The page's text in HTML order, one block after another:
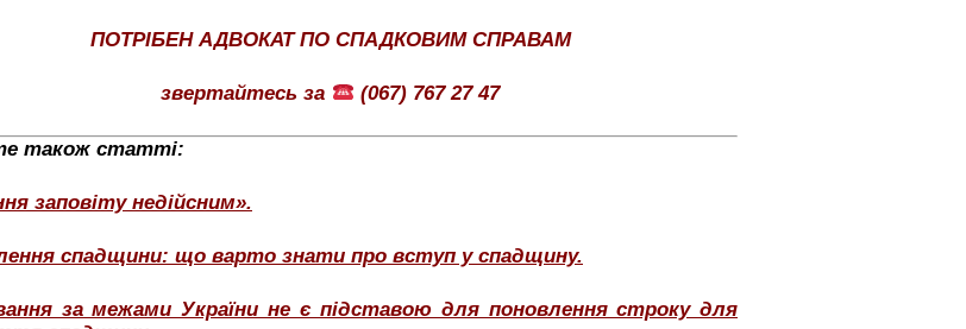
ПОТРІБЕН АДВОКАТ ПО СПАДКОВИМ СПРАВАМ
звертайтесь за (067) 767 27 47
також статті:
заповіту недійсним».
спадщини: що варто знати про вступ у спадщину.
за межами України не є підставою для поновлення строку для